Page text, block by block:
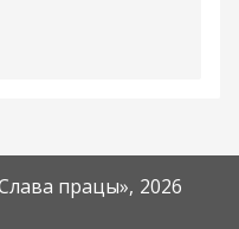
працы», 2026